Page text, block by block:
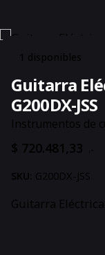
1 disponibles
Guitarra
G200DX-JSS
Instrumentos de
$ 720.481,33 .-
SKU: G200DX-JSS
Guitarra Eléctrica